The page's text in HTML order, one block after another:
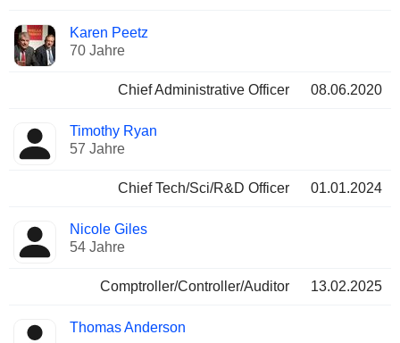
Karen Peetz
70 Jahre
Chief Administrative Officer 08.06.2020
Timothy Ryan
57 Jahre
Chief Tech/Sci/R&D Officer 01.01.2024
Nicole Giles
54 Jahre
Comptroller/Controller/Auditor 13.02.2025
Thomas Anderson